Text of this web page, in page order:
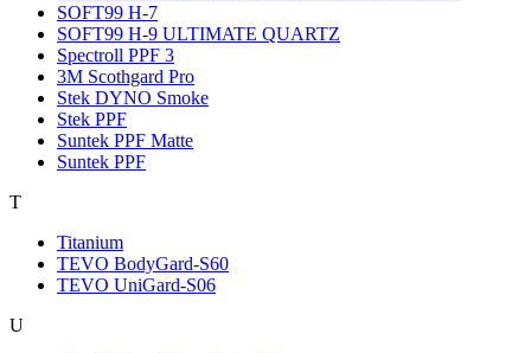
SOFT99 H-7
SOFT99 H-9 ULTIMATE QUARTZ
Spectroll PPF 3
3M Scothgard Pro
Stek DYNO Smoke
Stek PPF
Suntek PPF Matte
Suntek PPF
T
Titanium
TEVO BodyGard-S60
TEVO UniGard-S06
U